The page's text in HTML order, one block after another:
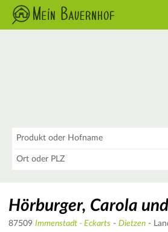
Hörburger, Carola
87509 Immenstadt - Eckarts - Dietzen -